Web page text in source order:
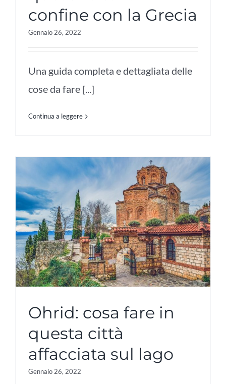
confine con la Grecia
Gennaio 26, 2022
Una guida completa e dettagliata delle
cose da fare [...]
Continua a leggere
Ohrid: cosa fare in
questa città
affacciata sul lago
Gennaio 26, 2022